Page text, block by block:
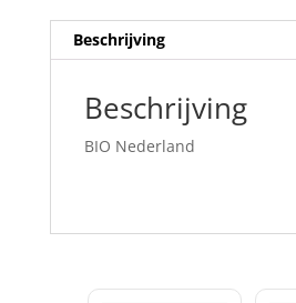
Beschrijving
Beschrijving
BIO Nederland